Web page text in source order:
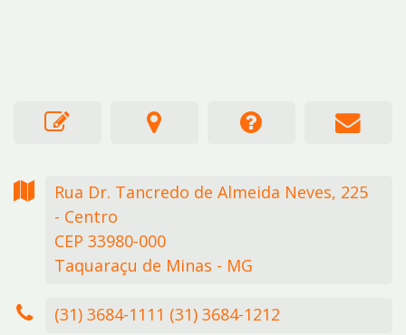
Rua Dr. Tancredo de Almeida Neves, 225
- Centro
CEP 33980-000
Taquaraçu de Minas - MG
(31) 3684-1111 (31) 3684-1212